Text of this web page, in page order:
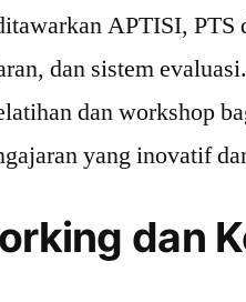
APTISI,
dan sistem
dan workshop
yang inovatif
dan